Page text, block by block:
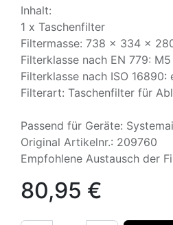
Inhalt:
1 x Taschenfilter
Filtermasse: 738 x 334 x
Filterklasse nach EN 779: M5
Filterklasse nach ISO 16890:
Filterart: Taschenfilter für
Passend für Geräte:
Original Artikelnr.: 209760
Empfohlene Austausch der
80,95 €